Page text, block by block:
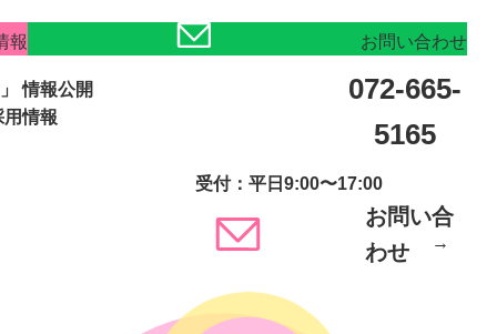
報 お問い合わせ
情報公開
用情報
072-665-
5165
受付：平日9:00〜17:00
お問い合
わせ